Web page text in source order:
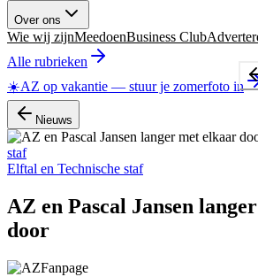
Over ons
Wie wij zijnMeedoenBusiness Club
Alle rubrieken
☀️AZ op vakantie — stuur je zomerfoto in
Nieuws
staf
Elftal en Technische staf
AZ en Pascal Jansen
door